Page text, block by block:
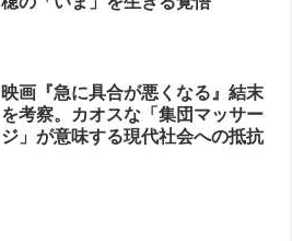
映画『急に具合が悪くなる』結末
を考察。カオスな「集団マッサー
ジ」が意味する現代社会への抵抗